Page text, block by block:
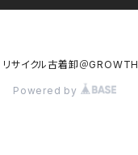
サイクル古着卸＠GROWTH
Powered by